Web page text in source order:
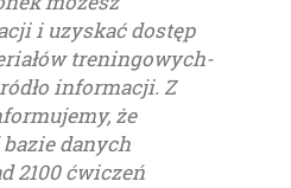
i uzyskać dostęp
treningowych-
informacji. Z
że
danych
2100 ćwiczeń